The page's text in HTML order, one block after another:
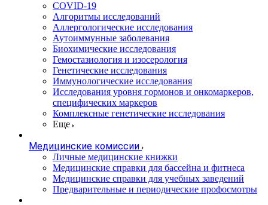
COVID-19
Алгоритмы исследований
Аллергологические исследования
Аутоиммунные заболевания
Биохимические исследования
Гемостазиология и изосерология
Генетические исследования
Иммунологические исследования
Исследования уровня гормонов и онкомаркеров,
специфических маркеров
Комплексные генетические исследования
Еще
Медицинские комиссии
Личные медицинские книжки
Медицинские справки для бассейна и фитнеса
Медицинские справки для учебных заведений
Предварительные и периодические профосмотры